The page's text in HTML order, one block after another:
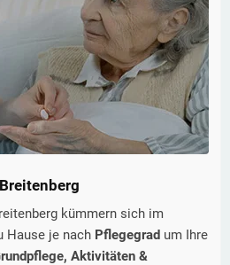
Breitenberg
kümmern sich im
Hause je nach Pflegegrad um Ihre
Aktivitäten &